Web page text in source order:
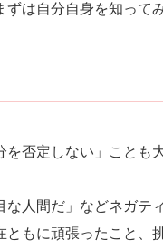
は自分自身を知って
否定しない」ことも
な人間だ」などネガテ
もに頑張ったこと、